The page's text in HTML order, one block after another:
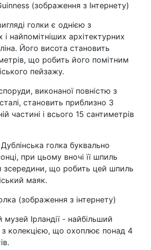
(зображення з Інтернету)
голки є однією з
і найпомітніших архітектурних
Його висота становить
що робить його помітним
пейзажу.
виконаної повністю з
становить приблизно 3
частині і всього 15 сантиметрів
голка буквально
при цьому вночі її шпиль
зсередини, що робить цей шпиль
маяк.
(зображення з інтернету)
музей Ірландії - найбільший
з колекцією, що охоплює понад 4